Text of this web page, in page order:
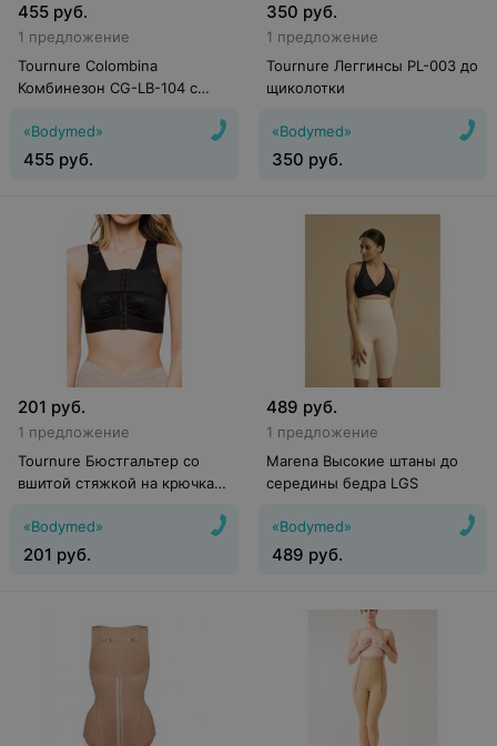
455 руб.
1 предложение
Tournure Colombina
Комбинезон CG-LB-104 с
щиколотки
«Bodymed»
455 руб.
350 руб.
1 предложение
Tournure Леггинсы PL-003 до
щиколотки
«Bodymed»
350 руб.
201 руб.
1 предложение
Tournure Бюстгальтер со
вшитой стяжкой на крючках
«Bodymed»
201 руб.
489 руб.
1 предложение
Marena Высокие штаны до
середины бедра LGS
«Bodymed»
489 руб.